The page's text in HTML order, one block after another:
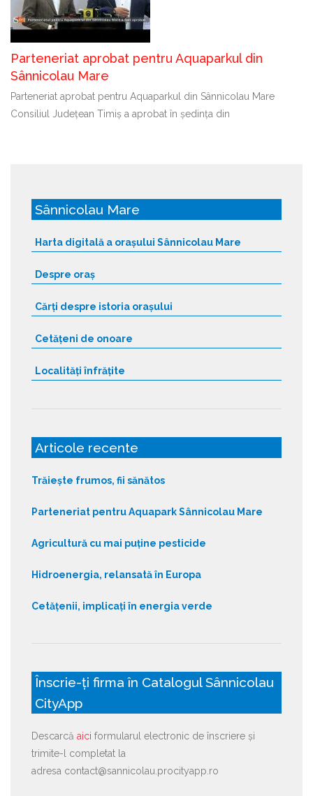
Parteneriat aprobat pentru Aquaparkul din
Sânnicolau Mare
Parteneriat aprobat pentru Aquaparkul din Sânnicolau Mare
Consiliul Județean Timiș a aprobat în ședința din
Sânnicolau Mare
Harta digitală a orașului Sânnicolau Mare
Despre oraș
Cărți despre istoria orașului
Cetățeni de onoare
Localități înfrățite
Articole recente
Trăiește frumos, fii sănătos
Parteneriat pentru Aquapark Sânnicolau Mare
Agricultură cu mai puține pesticide
Hidroenergia, relansată în Europa
Cetățenii, implicați în energia verde
Înscrie-ți firma în Catalogul Sânnicolau
CityApp
Descarcă aici formularul electronic de înscriere și
trimite-l completat la
adresa contact@sannicolau.procityapp.ro